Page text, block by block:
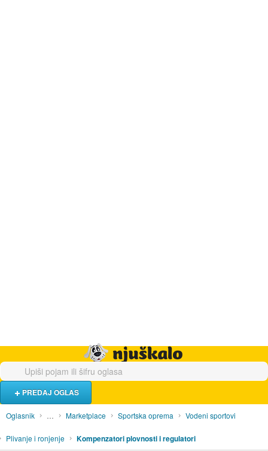
PREDAJ OGLAS
Oglasnik … Marketplace Sportska oprema Vodeni sportovi
Plivanje i ronjenje Kompenzatori plovnosti i regulatori